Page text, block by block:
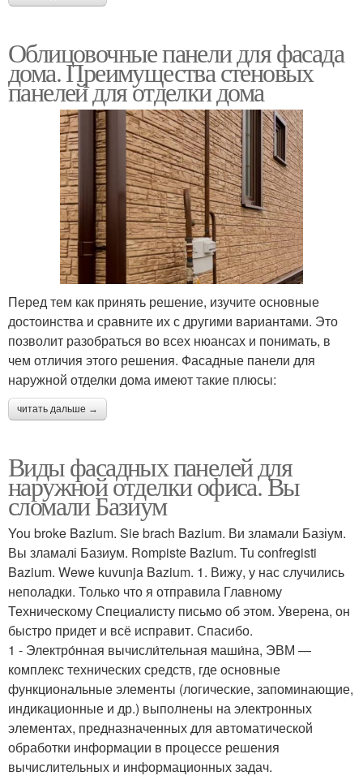
Облицовочные панели для фасада
дома. Преимущества стеновых
панелей для отделки дома
Перед тем как принять решение, изучите основные
достоинства и сравните их с другими вариантами. Это
позволит разобраться во всех нюансах и понимать, в
чем отличия этого решения. Фасадные панели для
наружной отделки дома имеют такие плюсы:
читать дальше →
Виды фасадных панелей для
наружной отделки офиса. Вы
сломали Базиум
You broke Bazium. Sie brach Bazium. Ви зламали Базіум.
Вы зламалі Базиум. Rompiste Bazium. Tu confregisti
Bazium. Wewe kuvunja Bazium. 1. Вижу, у нас случились
неполадки. Только что я отправила Главному
Техническому Специалисту письмо об этом. Уверена, он
быстро придет и всё исправит. Спасибо.
1 - Электро́нная вычисли́тельная маши́на, ЭВМ —
комплекс технических средств, где основные
функциональные элементы (логические, запоминающие,
индикационные и др.) выполнены на электронных
элементах, предназначенных для автоматической
обработки информации в процессе решения
вычислительных и информационных задач.